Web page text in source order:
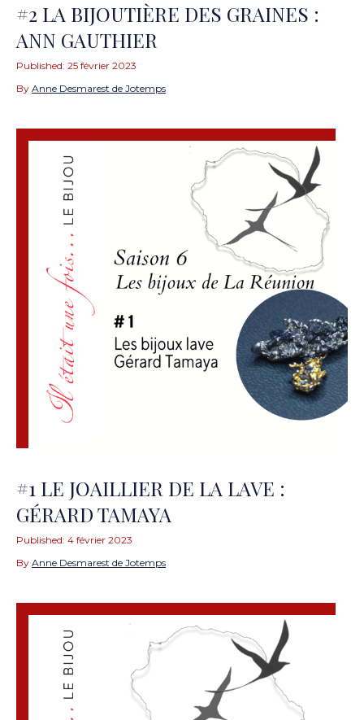
#2 LA BIJOUTIÈRE DES GRAINES :
ANN GAUTHIER
Published: 25 février 2023
By Anne Desmarest de Jotemps
#1 LE JOAILLIER DE LA LAVE :
GÉRARD TAMAYA
Published: 4 février 2023
By Anne Desmarest de Jotemps